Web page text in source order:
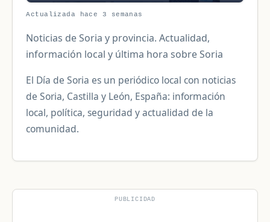
Actualizada hace 3 semanas
Noticias de Soria y provincia. Actualidad,
información local y última hora sobre Soria
El Día de Soria es un periódico local con noticias
de Soria, Castilla y León, España: información
local, política, seguridad y actualidad de la
comunidad.
PUBLICIDAD